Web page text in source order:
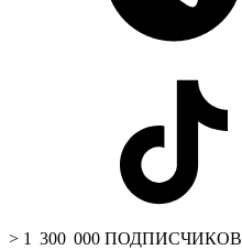
> 1 300 000 ПОДПИСЧИКОВ